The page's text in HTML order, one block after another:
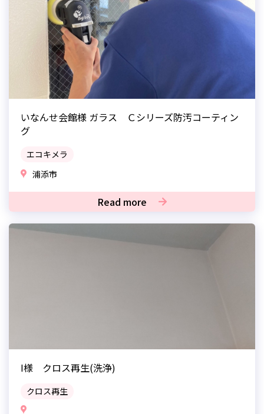
いなんせ会館様 ガラス Ｃシリーズ防汚コーティン
グ
エコキメラ
浦添市
Read more
I様 クロス再生(洗浄)
クロス再生